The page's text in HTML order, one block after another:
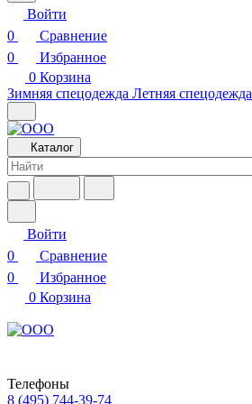
Войти
0
Сравнение
0
Избранное
0 Корзина
Зимняя спецодежда Летняя спецодежда
Каталог
Войти
0
Сравнение
0
Избранное
0 Корзина
Телефоны
8 (495) 744-39-74